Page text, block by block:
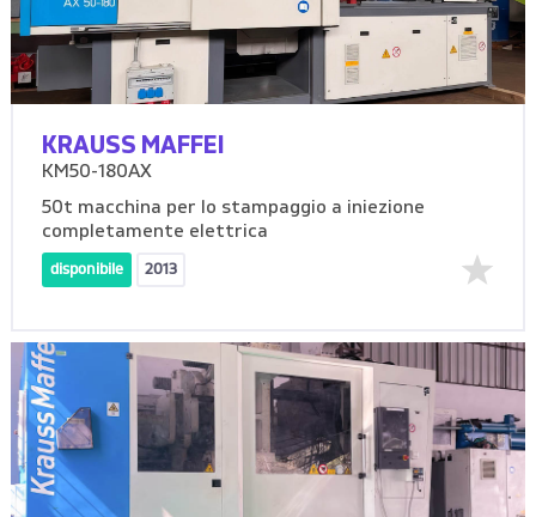
KRAUSS MAFFEI
KM50-180AX
50t macchina per lo stampaggio a iniezione
completamente elettrica
disponibile 2013